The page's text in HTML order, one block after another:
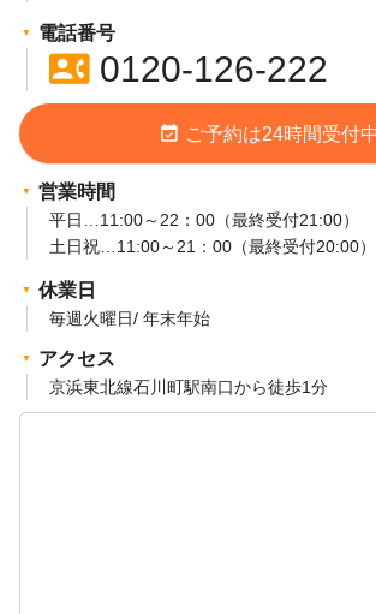
電話番号
contact_phone0120-126-222
event_available ご予約は24時間受付中
営業時間
平日…11:00～22：00（最終受付21:00）
土日祝…11:00～21：00（最終受付20:00）
休業日
毎週火曜日/ 年末年始
アクセス
京浜東北線石川町駅南口から徒歩1分